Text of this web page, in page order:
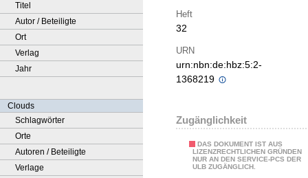
Titel
Autor / Beteiligte
Ort
Verlag
Jahr
Clouds
Schlagwörter
Orte
Autoren / Beteiligte
Verlage
Heft
32
URN
urn:nbn:de:hbz:5:2-
1368219
Zugänglichkeit
DAS DOKUMENT IST AUS
LIZENZRECHTLICHEN GRÜNDEN
NUR AN DEN SERVICE-PCS DER
ULB ZUGÄNGLICH.